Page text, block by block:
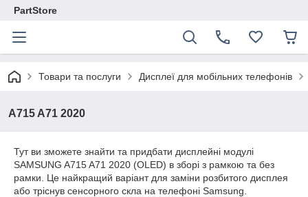
PartStore
Товари та послуги Дисплеї для мобільних телефонів
A715 A71 2020
Тут ви зможете знайти та придбати дисплейні модулі
SAMSUNG A715 A71 2020 (OLED) в зборі з рамкою та без
рамки. Це найкращий варіант для заміни розбитого дисплея
або тріснув сенсорного скла на телефоні Samsung.